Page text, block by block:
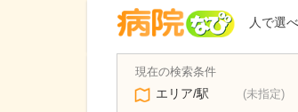
人で選
エリア/駅 (未指定)